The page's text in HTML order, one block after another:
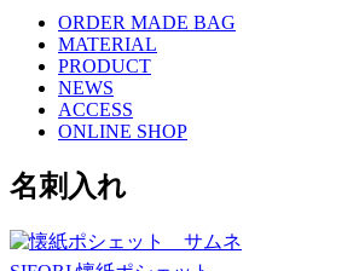
ORDER MADE BAG
MATERIAL
PRODUCT
NEWS
ACCESS
ONLINE SHOP
名刺入れ